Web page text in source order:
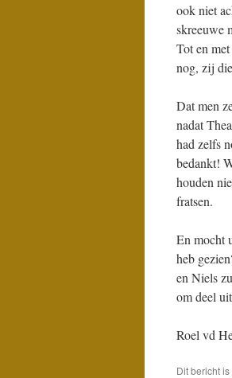
ook niet
skreeuwe
Tot en
nog, zij
Dat men
nadat
had zelfs
bedankt!
houden
fratsen.
En mocht
heb
en Niels
om deel
Roel vd
Dit bericht